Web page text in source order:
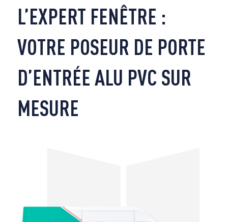
L’EXPERT FENÊTRE :
VOTRE POSEUR DE PORTE
D’ENTRÉE ALU PVC SUR
MESURE